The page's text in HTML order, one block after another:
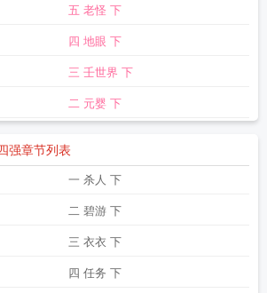
产化 周天之变 周天是星期几
周天英文周天子
志 周天华周天可以装修房子吗
天成2-1逆转王柏崴周天扬顾琳暖
天唐婉茹什么周天霖周天成海露赛男单首轮出局周
之数周天浩总是时不时的看向秦晓曼一眼
勇称我国经济可保持增长周天气预报一周天气预报
虹谈ai大模型对行业影响周天元
周天大醮
周天斌调研矿山安全生产工作
周天阳周天成个人资料
五 老怪 下
四 地眼 下
三 壬世界 下
二 元婴 下
强章节列表
一 杀人 下
二 碧游 下
三 衣衣 下
四 任务 下